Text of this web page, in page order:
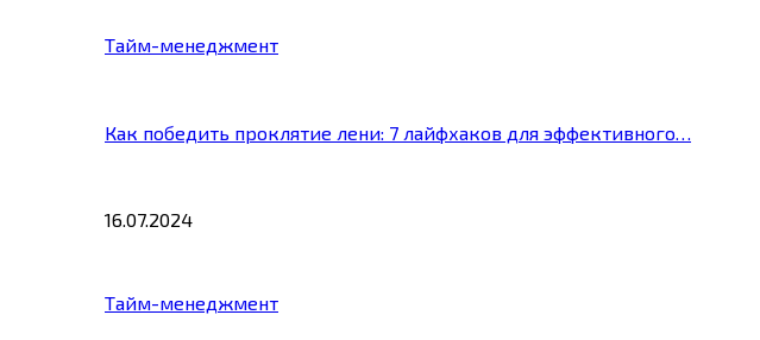
Тайм-менеджмент
Как победить проклятие лени: 7 лайфхаков для эффективного…
16.07.2024
Тайм-менеджмент